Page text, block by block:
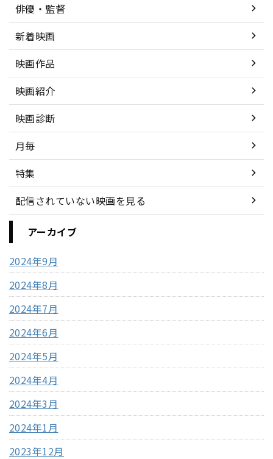
俳優・監督
新着映画
映画作品
映画紹介
映画診断
月毎
特集
配信されていない映画を見る
アーカイブ
2024年9月
2024年8月
2024年7月
2024年6月
2024年5月
2024年4月
2024年3月
2024年1月
2023年12月